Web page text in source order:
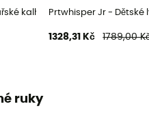
kalhotyPrtwhisper Jr - Dětské
1328,31 Kč 1789,00
ruky